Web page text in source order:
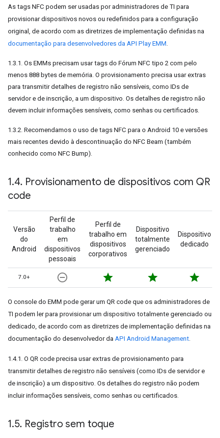
As tags NFC podem ser usadas por administradores de TI para
provisionar dispositivos novos ou redefinidos para a configuração
original, de acordo com as diretrizes de implementação definidas na
documentação para desenvolvedores da API Play EMM.
1.3.1. Os EMMs precisam usar tags do Fórum NFC tipo 2 com pelo
menos 888 bytes de memória. O provisionamento precisa usar extras
para transmitir detalhes de registro não sensíveis, como IDs de
servidor e de inscrição, a um dispositivo. Os detalhes de registro não
devem incluir informações sensíveis, como senhas ou certificados.
1.3.2. Recomendamos o uso de tags NFC para o Android 10 e versões
mais recentes devido à descontinuação do NFC Beam (também
conhecido como NFC Bump).
1.4. Provisionamento de dispositivos com QR
code
Versão
do
Android
Perfil de
trabalho
em
dispositivos
pessoais
Perfil de
trabalho em
dispositivos
corporativos
Dispositivo
totalmente
gerenciado
Dispositivo
dedicado
7.0+ remove_circle_outline star star star
O console do EMM pode gerar um QR code que os administradores de
TI podem ler para provisionar um dispositivo totalmente gerenciado ou
dedicado, de acordo com as diretrizes de implementação definidas na
documentação do desenvolvedor da API Android Management.
1.4.1. O QR code precisa usar extras de provisionamento para
transmitir detalhes de registro não sensíveis (como IDs de servidor e
de inscrição) a um dispositivo. Os detalhes do registro não podem
incluir informações sensíveis, como senhas ou certificados.
1.5. Registro sem toque